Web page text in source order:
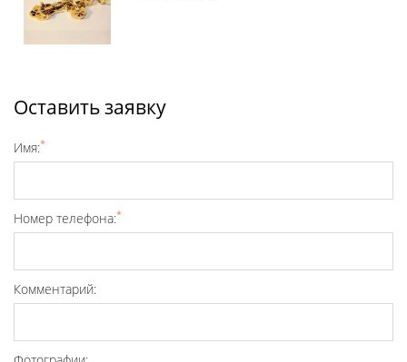
Оставить заявку
Имя:*
Номер телефона:*
Комментарий: